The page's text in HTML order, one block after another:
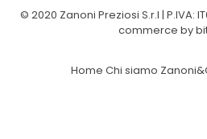
© 2020 Zanoni Preziosi S.r.l | P.IVA:
commerce by
Home Chi siamo